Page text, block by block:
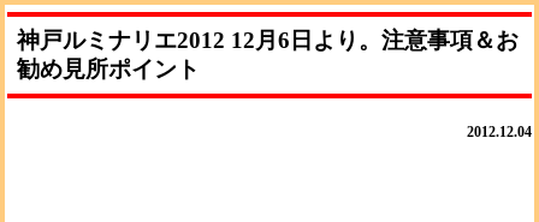
神戸ルミナリエ2012 12月6日より。注意事項＆お
勧め見所ポイント
2012.12.04